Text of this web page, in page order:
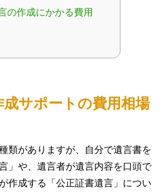
の作成にかかる費用
サポートの費用相場
類がありますが、自分で遺言書を
」や、遺言者が遺言内容を口頭で
作成する「公正証書遺言」につい